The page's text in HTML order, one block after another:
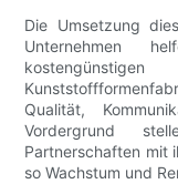
Die Umsetzung
Unternehmen
Qualität,
Vordergrund
Partnerschaften mit
so Wachstum und